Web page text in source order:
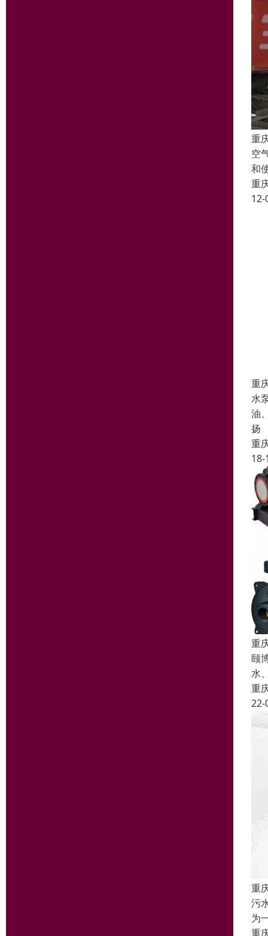
重
空
和
重
12-
重
水
油
扬
重
18-
重
颐
水
重
22-
重
污
为
重